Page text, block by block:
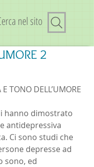
nel sito
2
stelle su 5.
E TONO DELL’UMORE
hanno dimostrato
antidepressiva
Ci sono studi che
depresse ad
sono, ed